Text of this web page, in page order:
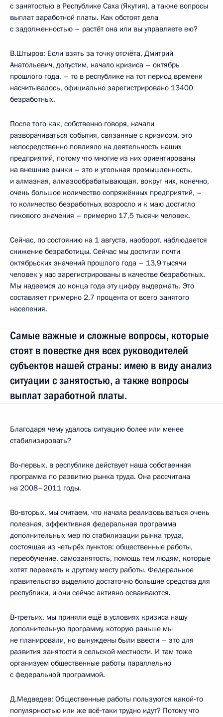
с занятостью в Республике Саха (Якутия), а также вопросы
выплат заработной платы. Как обстоят дела
с задолженностью – растёт она или вы управляете ею?
В.Штыров: Если взять за точку отсчёта, Дмитрий
Анатольевич, допустим, начало кризиса – октябрь
прошлого года, – то в республике на тот период времени
насчитывалось, официально зарегистрировано 13400
безработных.
После того как, собственно говоря, начали
разворачиваться события, связанные с кризисом, это
непосредственно повлияло на деятельность наших
предприятий, потому что многие из них ориентированы
на внешние рынки – это и угольная промышленность,
и алмазная, алмазообрабатывающая, вокруг них, конечно,
очень большое количество сопряжённых предприятий, –
то количество безработных возросло и к маю достигло
пикового значения – примерно 17,5 тысячи человек.
Сейчас, по состоянию на 1 августа, наоборот, наблюдается
снижение безработицы. Сейчас мы достигли почти
октябрьских значений прошлого года – 13,9 тысячи
человек у нас зарегистрированы в качестве безработных.
Мы надеемся до конца года эту цифру выдержать. Это
составляет примерно 2,7 процента от всего занятого
населения.
Самые важные и сложные вопросы, которые
стоят в повестке дня всех руководителей
субъектов нашей страны: имею в виду анализ
ситуации с занятостью, а также вопросы
выплат заработной платы.
Благодаря чему удалось ситуацию более или менее
стабилизировать?
Во‑первых, в республике действует наша собственная
программа по развитию рынка труда. Она рассчитана
на 2008–2011 годы.
Во‑вторых, мы считаем, что начала реализовываться очень
полезная, эффективная федеральная программа
дополнительных мер по стабилизации рынка труда,
состоящая из четырёх пунктов: общественные работы,
переобучение, самозанятость, помощь тем людям, которые
хотят переехать к другому месту работы. Федеральное
правительство выделило достаточно большие средства для
республики, и они сейчас активно осваиваются.
В‑третьих, мы приняли ещё в условиях кризиса нашу
дополнительную программу, которую раньше мы
не планировали, но вынуждены были ввести – это для
развития занятости в сельской местности. И там тоже
организуем общественные работы параллельно
с федеральной программой.
Д.Медведев: Общественные работы пользуются какой‑то
популярностью или же всё‑таки трудно идут? Потому что